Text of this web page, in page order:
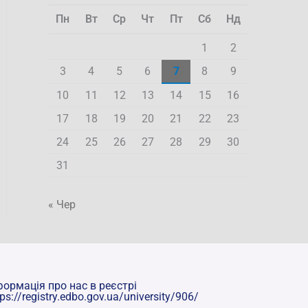
Пн Вт Ср Чт Пт Сб Нд
1
2
3
4 5 6 7 8
9
10
11 12 13 14 15
16
17
18 19 20 21 22
23
24
25 26 27 28 29
30
31
« Чер
про нас в реєстрі
registry.edbo.gov.ua/university/906/